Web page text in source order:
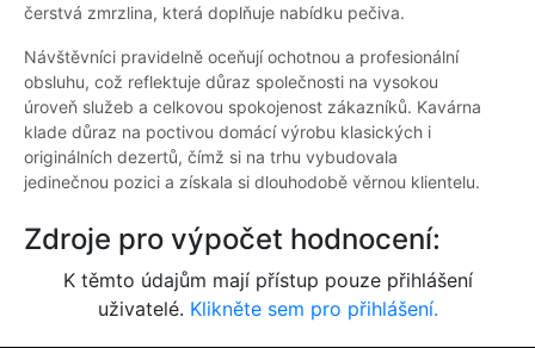
čerstvá zmrzlina, která doplňuje nabídku pečiva.
Návštěvníci pravidelně oceňují ochotnou a profesionální
obsluhu, což reflektuje důraz společnosti na vysokou
úroveň služeb a celkovou spokojenost zákazníků. Kavárna
klade důraz na poctivou domácí výrobu klasických i
originálních dezertů, čímž si na trhu vybudovala
jedinečnou pozici a získala si dlouhodobě věrnou klientelu.
Zdroje pro výpočet hodnocení:
K těmto údajům mají přístup pouze přihlášení
uživatelé. Klikněte sem pro přihlášení.